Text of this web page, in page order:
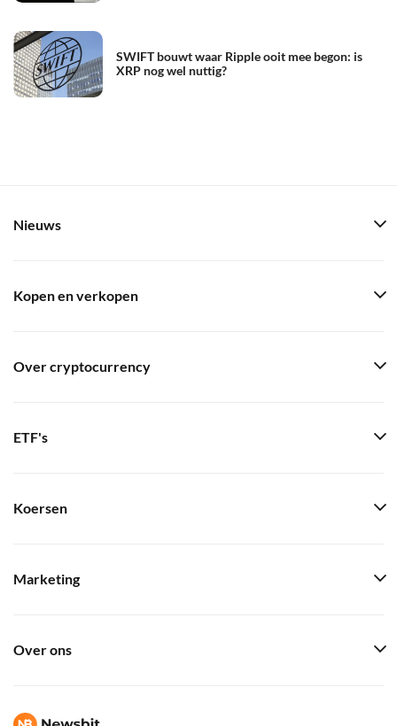
SWIFT bouwt waar Ripple ooit mee begon: is
XRP nog wel nuttig?
Nieuws
Kopen en verkopen
Over cryptocurrency
ETF's
Koersen
Marketing
Over ons